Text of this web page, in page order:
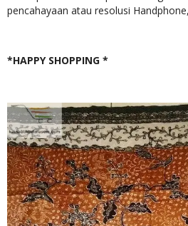
pencahayaan atau resolusi
*HAPPY SHOPPING *